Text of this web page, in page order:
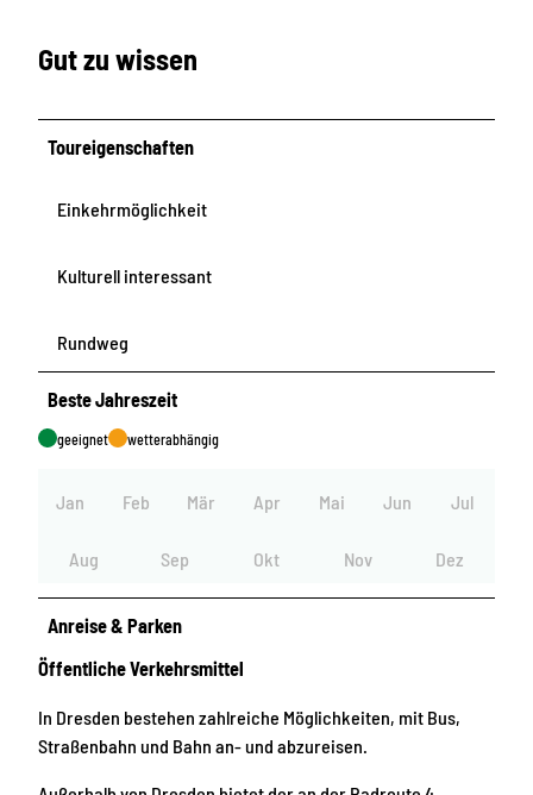
Gut zu wissen
Toureigenschaften
Einkehrmöglichkeit
Kulturell interessant
Rundweg
Beste Jahreszeit
geeignet wetterabhängig
Jan Feb Mär Apr Mai Jun Jul
Aug Sep Okt Nov Dez
Anreise & Parken
Öffentliche Verkehrsmittel
In Dresden bestehen zahlreiche Möglichkeiten, mit Bus,
Straßenbahn und Bahn an- und abzureisen.